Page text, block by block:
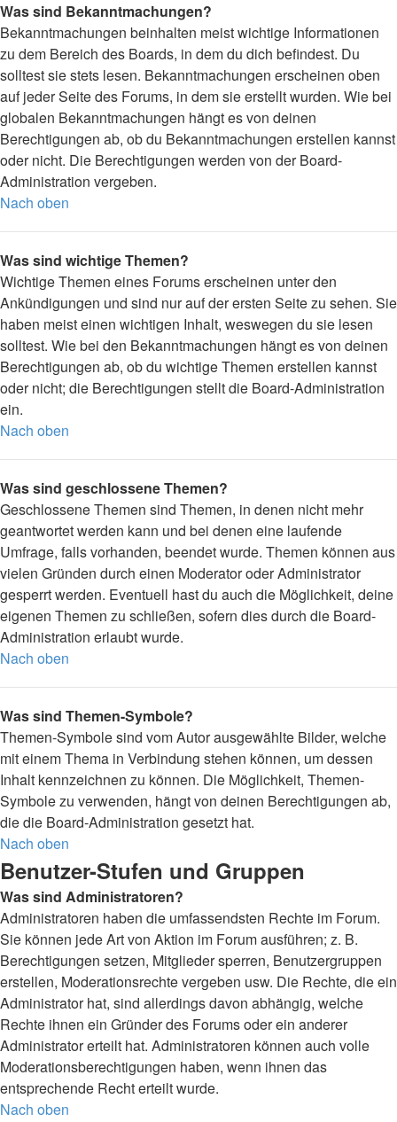
Was sind Bekanntmachungen?
Bekanntmachungen beinhalten meist wichtige Informationen
zu dem Bereich des Boards, in dem du dich befindest. Du
solltest sie stets lesen. Bekanntmachungen erscheinen oben
auf jeder Seite des Forums, in dem sie erstellt wurden. Wie bei
globalen Bekanntmachungen hängt es von deinen
Berechtigungen ab, ob du Bekanntmachungen erstellen kannst
oder nicht. Die Berechtigungen werden von der Board-
Administration vergeben.
Nach oben
Was sind wichtige Themen?
Wichtige Themen eines Forums erscheinen unter den
Ankündigungen und sind nur auf der ersten Seite zu sehen. Sie
haben meist einen wichtigen Inhalt, weswegen du sie lesen
solltest. Wie bei den Bekanntmachungen hängt es von deinen
Berechtigungen ab, ob du wichtige Themen erstellen kannst
oder nicht; die Berechtigungen stellt die Board-Administration
ein.
Nach oben
Was sind geschlossene Themen?
Geschlossene Themen sind Themen, in denen nicht mehr
geantwortet werden kann und bei denen eine laufende
Umfrage, falls vorhanden, beendet wurde. Themen können aus
vielen Gründen durch einen Moderator oder Administrator
gesperrt werden. Eventuell hast du auch die Möglichkeit, deine
eigenen Themen zu schließen, sofern dies durch die Board-
Administration erlaubt wurde.
Nach oben
Was sind Themen-Symbole?
Themen-Symbole sind vom Autor ausgewählte Bilder, welche
mit einem Thema in Verbindung stehen können, um dessen
Inhalt kennzeichnen zu können. Die Möglichkeit, Themen-
Symbole zu verwenden, hängt von deinen Berechtigungen ab,
die die Board-Administration gesetzt hat.
Nach oben
Benutzer-Stufen und Gruppen
Was sind Administratoren?
Administratoren haben die umfassendsten Rechte im Forum.
Sie können jede Art von Aktion im Forum ausführen; z. B.
Berechtigungen setzen, Mitglieder sperren, Benutzergruppen
erstellen, Moderationsrechte vergeben usw. Die Rechte, die ein
Administrator hat, sind allerdings davon abhängig, welche
Rechte ihnen ein Gründer des Forums oder ein anderer
Administrator erteilt hat. Administratoren können auch volle
Moderationsberechtigungen haben, wenn ihnen das
entsprechende Recht erteilt wurde.
Nach oben